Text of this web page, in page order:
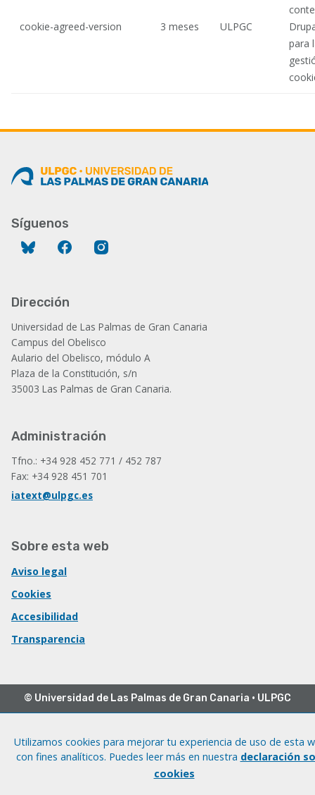
cookie-agreed-version 3 meses ULPGC
para
Síguenos
Bluesky Facebook
Dirección
Universidad de Las Palmas de Gran Canaria
Campus del Obelisco
Aulario del Obelisco, módulo A
Plaza de la Constitución, s/n
35003 Las Palmas de Gran Canaria.
Administración
Tfno.: +34 928 452 771 / 452 787
Fax: +34 928 451 701
iatext@ulpgc.es
Sobre esta web
Aviso legal
Cookies
Accesibilidad
Transparencia
© Universidad de Las Palmas de Gran Canaria · ULPGC
Utilizamos cookies para mejorar tu experiencia de uso de esta
con fines analíticos. Puedes leer más en nuestra declaración
cookies